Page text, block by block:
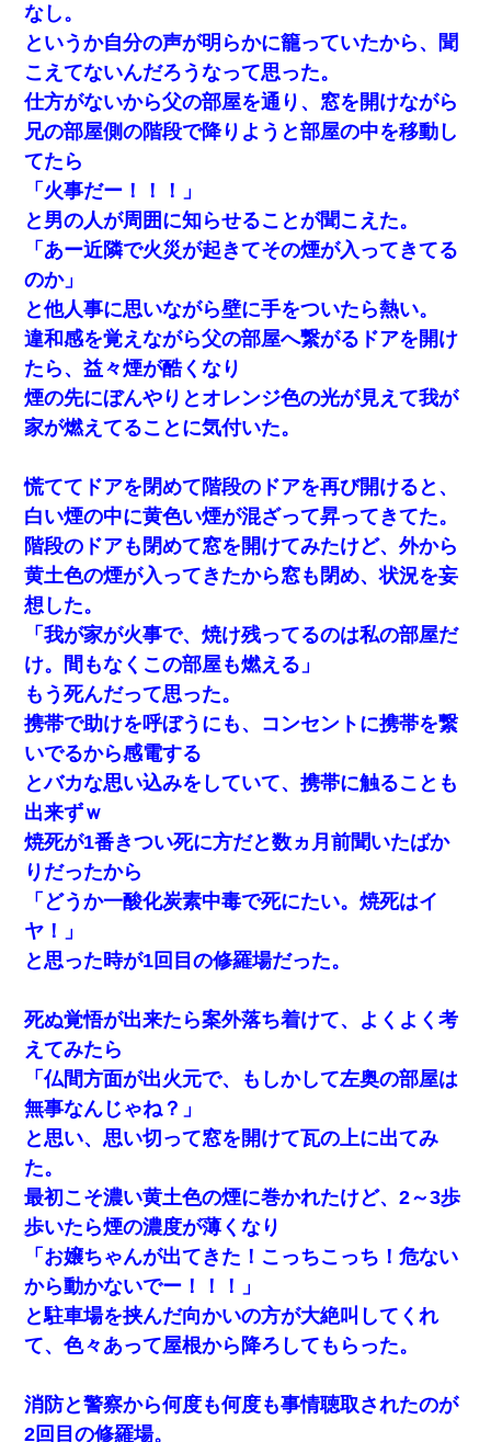
なし。
というか自分の声が明らかに籠っていたから、聞
こえてないんだろうなって思った。
仕方がないから父の部屋を通り、窓を開けながら
兄の部屋側の階段で降りようと部屋の中を移動し
てたら
「火事だー！！！」
と男の人が周囲に知らせることが聞こえた。
「あー近隣で火災が起きてその煙が入ってきてる
のか」
と他人事に思いながら壁に手をついたら熱い。
違和感を覚えながら父の部屋へ繋がるドアを開け
たら、益々煙が酷くなり
煙の先にぼんやりとオレンジ色の光が見えて我が
家が燃えてることに気付いた。
慌ててドアを閉めて階段のドアを再び開けると、
白い煙の中に黄色い煙が混ざって昇ってきてた。
階段のドアも閉めて窓を開けてみたけど、外から
黄土色の煙が入ってきたから窓も閉め、状況を妄
想した。
「我が家が火事で、焼け残ってるのは私の部屋だ
け。間もなくこの部屋も燃える」
もう死んだって思った。
携帯で助けを呼ぼうにも、コンセントに携帯を繋
いでるから感電する
とバカな思い込みをしていて、携帯に触ることも
出来ずｗ
焼死が1番きつい死に方だと数ヵ月前聞いたばか
りだったから
「どうか一酸化炭素中毒で死にたい。焼死はイ
ヤ！」
と思った時が1回目の修羅場だった。
死ぬ覚悟が出来たら案外落ち着けて、よくよく考
えてみたら
「仏間方面が出火元で、もしかして左奥の部屋は
無事なんじゃね？」
と思い、思い切って窓を開けて瓦の上に出てみ
た。
最初こそ濃い黄土色の煙に巻かれたけど、2～3歩
歩いたら煙の濃度が薄くなり
「お嬢ちゃんが出てきた！こっちこっち！危ない
から動かないでー！！！」
と駐車場を挟んだ向かいの方が大絶叫してくれ
て、色々あって屋根から降ろしてもらった。
消防と警察から何度も何度も事情聴取されたのが
2回目の修羅場。